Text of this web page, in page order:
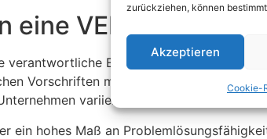
zurückziehen, können
Akzeptieren
Cookie-
eine VEFK im
verantwortliche Elektrofachkraft (VEFK)
Vorschriften mitbringen. Erfahrung in
variieren können. Eine gute
ein hohes Maß an